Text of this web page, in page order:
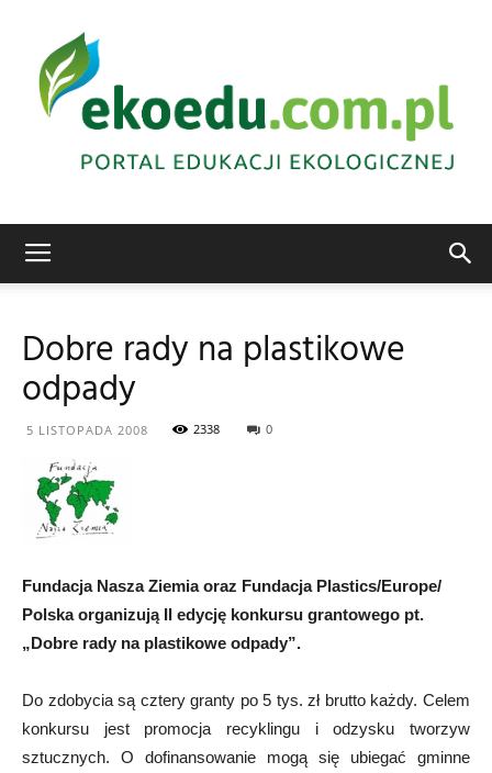
ekologiczna
Dobre rady na plastikowe
odpady
5 LISTOPADA 2008 2338 0
Fundacja Nasza Ziemia oraz Fundacja Plastics/Europe/
Polska organizują II edycję konkursu grantowego pt.
„Dobre rady na plastikowe odpady”.
Do zdobycia są cztery granty po 5 tys. zł brutto każdy. Celem
konkursu jest promocja recyklingu i odzysku tworzyw
sztucznych. O dofinansowanie mogą się ubiegać gminne